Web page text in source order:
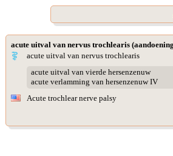
acute uitval van nervus trochlearis
acute uitval van nervus trochlearis
acute uitval van vierde hersenzenuw
acute verlamming van hersenzenuw IV
Acute trochlear nerve palsy